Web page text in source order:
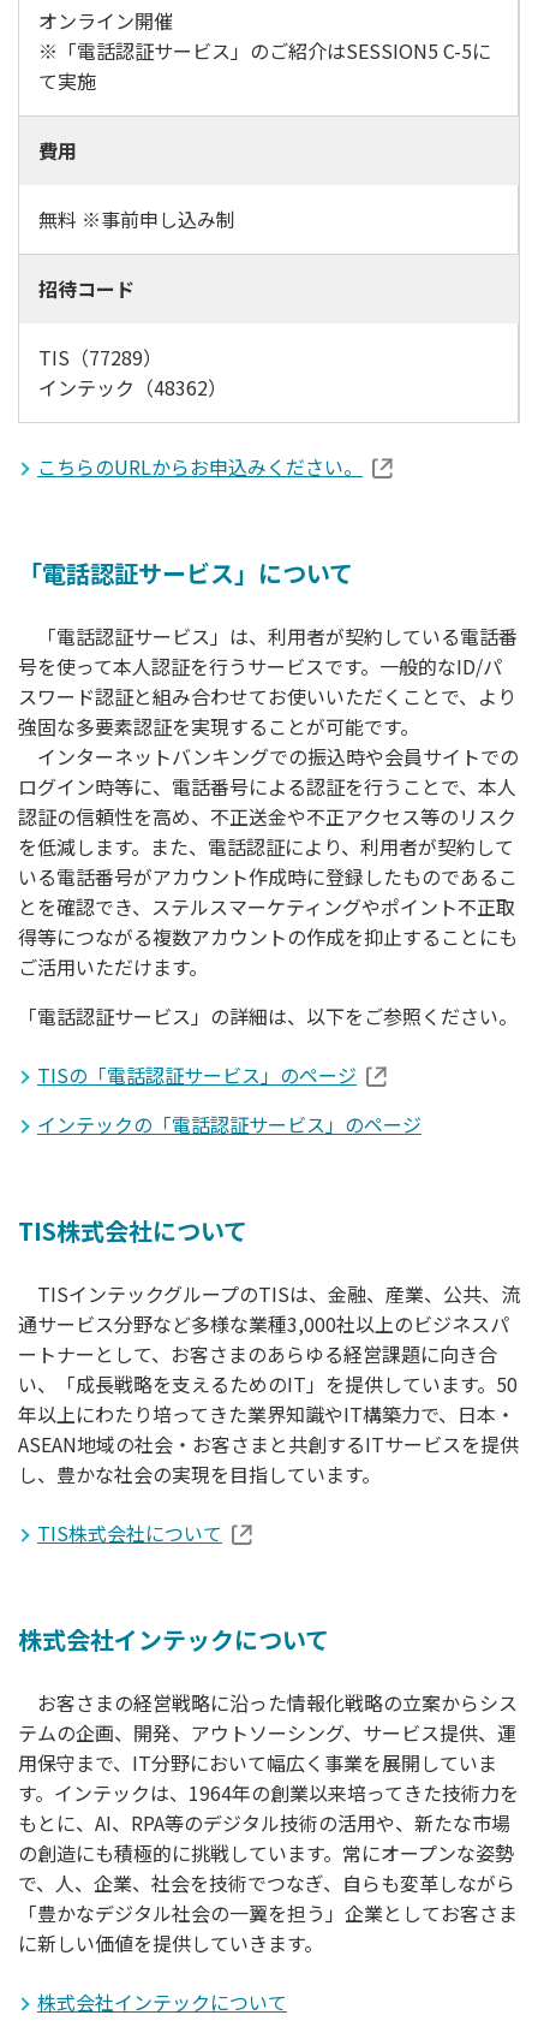
オンライン開催
※「電話認証サービス」のご紹介はSESSION5 C-5に
て実施
費用
無料 ※事前申し込み制
招待コード
TIS（77289）
インテック（48362）
こちらのURLからお申込みください。
「電話認証サービス」について
「電話認証サービス」は、利用者が契約している電話番
号を使って本人認証を行うサービスです。一般的なID/パ
スワード認証と組み合わせてお使いいただくことで、より
強固な多要素認証を実現することが可能です。
インターネットバンキングでの振込時や会員サイトでの
ログイン時等に、電話番号による認証を行うことで、本人
認証の信頼性を高め、不正送金や不正アクセス等のリスク
を低減します。また、電話認証により、利用者が契約して
いる電話番号がアカウント作成時に登録したものであるこ
とを確認でき、ステルスマーケティングやポイント不正取
得等につながる複数アカウントの作成を抑止することにも
ご活用いただけます。
「電話認証サービス」の詳細は、以下をご参照ください。
TISの「電話認証サービス」のページ
インテックの「電話認証サービス」のページ
TIS株式会社について
TISインテックグループのTISは、金融、産業、公共、流
通サービス分野など多様な業種3,000社以上のビジネスパ
ートナーとして、お客さまのあらゆる経営課題に向き合
い、「成長戦略を支えるためのIT」を提供しています。50
年以上にわたり培ってきた業界知識やIT構築力で、日本・
ASEAN地域の社会・お客さまと共創するITサービスを提供
し、豊かな社会の実現を目指しています。
TIS株式会社について
株式会社インテックについて
お客さまの経営戦略に沿った情報化戦略の立案からシス
テムの企画、開発、アウトソーシング、サービス提供、運
用保守まで、IT分野において幅広く事業を展開していま
す。インテックは、1964年の創業以来培ってきた技術力を
もとに、AI、RPA等のデジタル技術の活用や、新たな市場
の創造にも積極的に挑戦しています。常にオープンな姿勢
で、人、企業、社会を技術でつなぎ、自らも変革しながら
「豊かなデジタル社会の一翼を担う」企業としてお客さま
に新しい価値を提供していきます。
株式会社インテックについて